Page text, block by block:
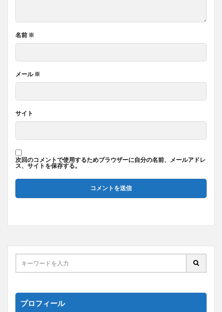
名前 ※
メール※
サイト
次回のコメントで使用するためブラウザーに自分の名前、メールアドレ
ス、サイトを保存する。
プロフィール